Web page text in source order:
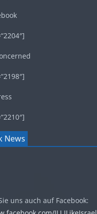
News
uns auch auf Facebook: